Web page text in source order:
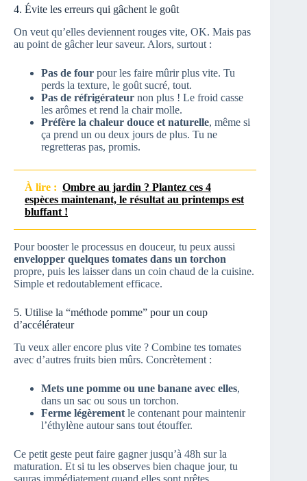
4. Évite les erreurs qui gâchent le goût
On veut qu’elles deviennent rouges vite, OK. Mais pas
au point de gâcher leur saveur. Alors, surtout :
Pas de four pour les faire mûrir plus vite. Tu
perds la texture, le goût sucré, tout.
Pas de réfrigérateur non plus ! Le froid casse
les arômes et rend la chair molle.
Préfère la chaleur douce et naturelle, même si
ça prend un ou deux jours de plus. Tu ne
regretteras pas, promis.
À lire : Ombre au jardin ? Plantez ces 4
espèces maintenant, le résultat au printemps est
bluffant !
Pour booster le processus en douceur, tu peux aussi
envelopper quelques tomates dans un torchon
propre, puis les laisser dans un coin chaud de la cuisine.
Simple et redoutablement efficace.
5. Utilise la “méthode pomme” pour un coup
d’accélérateur
Tu veux aller encore plus vite ? Combine tes tomates
avec d’autres fruits bien mûrs. Concrètement :
Mets une pomme ou une banane avec elles,
dans un sac ou sous un torchon.
Ferme légèrement le contenant pour maintenir
l’éthylène autour sans tout étouffer.
Ce petit geste peut faire gagner jusqu’à 48h sur la
maturation. Et si tu les observes bien chaque jour, tu
sauras immédiatement quand elles sont prêtes.